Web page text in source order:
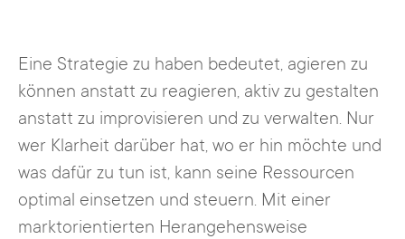
Eine Strategie zu haben bedeutet, agieren zu
können anstatt zu reagieren, aktiv zu gestalten
anstatt zu improvisieren und zu verwalten. Nur
wer Klarheit darüber hat, wo er hin möchte und
was dafür zu tun ist, kann seine Ressourcen
optimal einsetzen und steuern. Mit einer
marktorientierten Herangehensweise